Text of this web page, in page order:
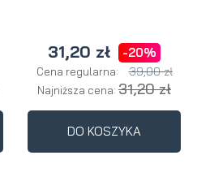
31,20 zł -20%
Cena regularna: 39,00 zł
Najniższa cena: 31,20 zł
DO KOSZYKA